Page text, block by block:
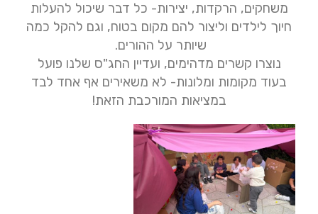
משחקים, הרקדות, יצירות- כל דבר שיכול להעלות
חיוך לילדים וליצור להם מקום בטוח, וגם להקל כמה
שיותר על ההורים.
נוצרו קשרים מדהימים, ועדיין החג"ס שלנו פועל
בעוד מקומות ומלונות- לא משאירים אף אחד לבד
במציאות המורכבת הזאת!